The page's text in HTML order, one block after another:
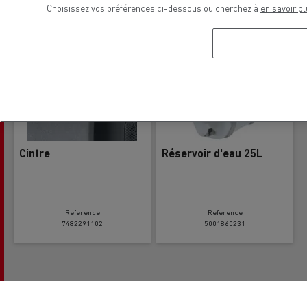
Cintre
Reference
7482291102
Réservoir d'eau 25L
Reference
5001860231
Choisissez vos préférences ci-dessous ou cherchez à en savoir